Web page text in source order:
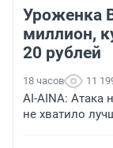
Уроженка
миллион,
20 рублей
18 часов 11
AI-AINA: Атака
не хватило